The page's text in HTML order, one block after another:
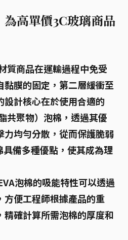
為高單價3C玻璃商品
質商品在運輸過程中免受
膜的固定，第二層緩衝至
設計核心在於使用合適的
共聚物）泡棉 ，透過其優
力均勻分散，從而保護脆弱
備多種優點，使其成為理
泡棉的吸能特性可以透過
方便工程師根據產品的重
確計算所需泡棉的厚度和